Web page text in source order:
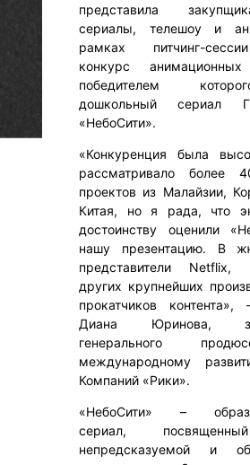
представила
сериалы, телешоу и
рамках питчинг-
конкурс анимационных
победителем
дошкольный сериал
«НебоСити».
«Конкуренция была
рассматривало более
проектов из Малайзии,
Китая, но я рада, что
достоинству оценили
нашу презентацию. В
представители
других крупнейших
прокатчиков контента»,
Диана Юринова,
генерального
международному
Компаний «Рики».
«НебоСити» –
сериал,
непредсказуемой и